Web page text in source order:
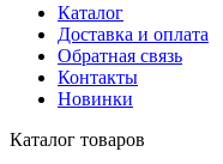
Каталог
Доставка и оплата
Обратная связь
Контакты
Новинки
Каталог товаров